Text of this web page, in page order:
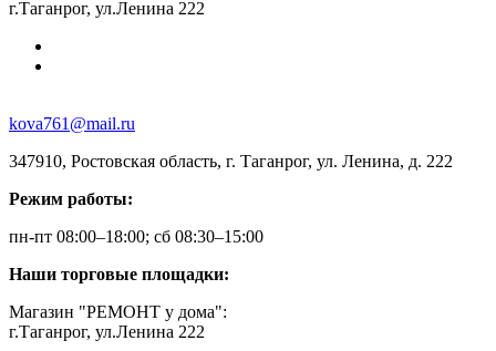
г.Таганрог, ул.Ленина 222
kova761@mail.ru
347910, Ростовская область, г. Таганрог, ул. Ленина, д. 222
Режим работы:
пн-пт 08:00–18:00; сб 08:30–15:00
Наши торговые площадки:
Магазин "РЕМОНТ у дома":
г.Таганрог, ул.Ленина 222